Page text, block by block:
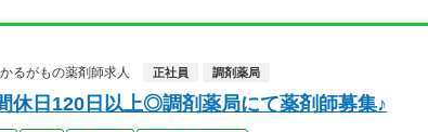
るがもの薬剤師求人
正社員 調剤薬局
休日120日以上◎調剤薬局にて薬剤師募集♪